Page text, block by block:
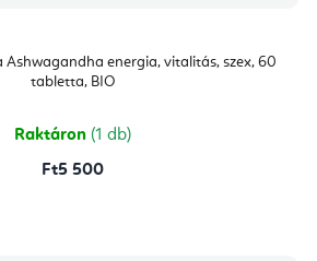
energia, vitalitás, szex, 60
tabletta, BIO
Raktáron (1 db)
Ft5 500